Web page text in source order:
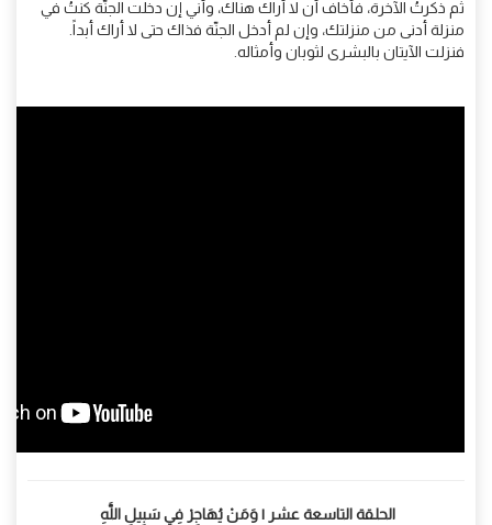
ثم ذكرتُ الآخرة، فأخاف أن لا أراك هناك، وأني إن دخلت الجنّة كنتُ في
منزلة أدنى من منزلتك، وإن لم أدخل الجنّة فذاك حتى لا أراك أبداً.
فنزلت الآيتان بالبشرى لثوبان وأمثاله.
الحلقة التاسعة عشر | وَمَنْ يُهَاجِرْ فِي سَبِيلِ اللَّهِ